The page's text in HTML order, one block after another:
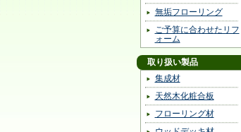
無垢フローリング
ご予算に合わせたリフ
ォーム
取り扱い製品
集成材
天然木化粧合板
フローリング材